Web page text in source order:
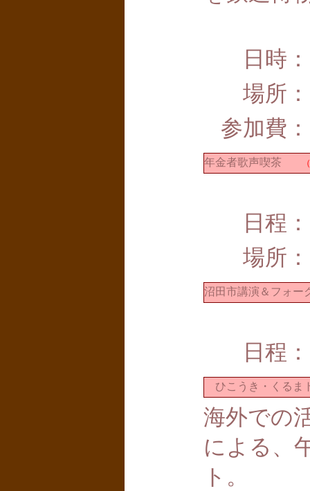
日時：
場所：
参加費：
年金者歌声喫茶 （
日程：
場所：
沼田市講演＆フォ
日程：
ひこうき・くるま
海外での
による、
ト。